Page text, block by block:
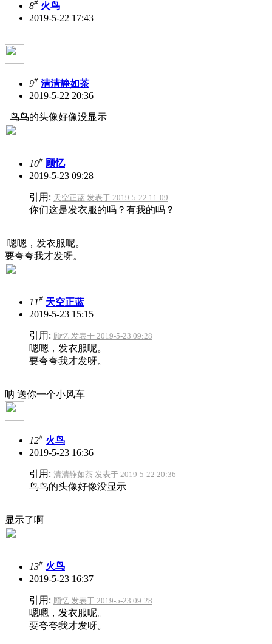
8# 火鸟
2019-5-22 17:43
9# 清清静如茶
2019-5-22 20:36
鸟鸟的头像好像没显示
10# 顾忆
2019-5-23 09:28
引用: 天空正蓝 发表于 2019-5-22 11:09
你们这是发衣服的吗？有我的吗？
嗯嗯，发衣服呢。
要夸夸我才发呀。
11# 天空正蓝
2019-5-23 15:15
引用: 顾忆 发表于 2019-5-23 09:28
嗯嗯，发衣服呢。
要夸夸我才发呀。
呐 送你一个小风车
12# 火鸟
2019-5-23 16:36
引用: 清清静如茶 发表于 2019-5-22 20:36
鸟鸟的头像好像没显示
显示了啊
13# 火鸟
2019-5-23 16:37
引用: 顾忆 发表于 2019-5-23 09:28
嗯嗯，发衣服呢。
要夸夸我才发呀。